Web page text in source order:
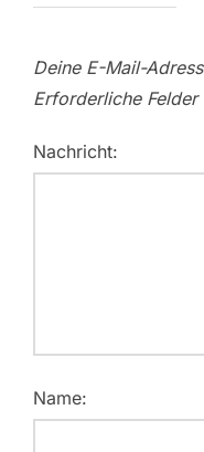
Deine E-Mail-
Erforderliche
Nachricht:
Name: